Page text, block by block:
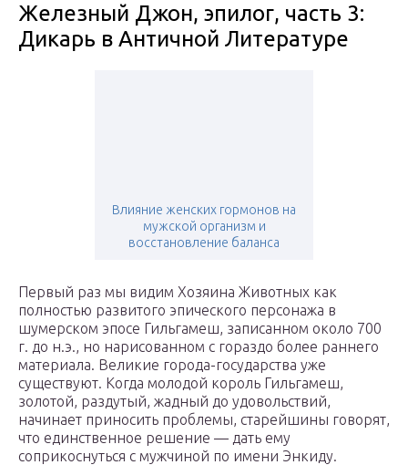
Железный Джон, эпилог, часть 3:
Дикарь в Античной Литературе
Влияние женских гормонов на
мужской организм и
восстановление баланса
Первый раз мы видим Хозяина Животных как
полностью развитого эпического персонажа в
шумерском эпосе Гильгамеш, записанном около 700
г. до н.э., но нарисованном с гораздо более раннего
материала. Великие города-государства уже
существуют. Когда молодой король Гильгамеш,
золотой, раздутый, жадный до удовольствий,
начинает приносить проблемы, старейшины говорят,
что единственное решение — дать ему
соприкоснуться с мужчиной по имени Энкиду.